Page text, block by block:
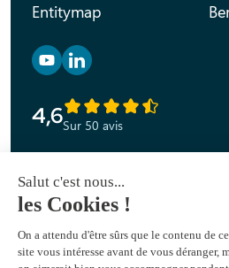
Entitymap
Retrouvez nous sur
Retrouvez nous sur
4,6Sur 50 avis
Déclaration d’accessibilité
Mentions légales
Politique de confidentialité